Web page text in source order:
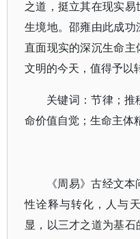
之道，挺立其在现实
生境地。邵雍由此成
直面现实的深沉生命
文明的今天，值得予以
关键词：节律；
命价值自觉；生命主体
《周易》古经文
性诠释与转化，人与
显，以三才之道为基